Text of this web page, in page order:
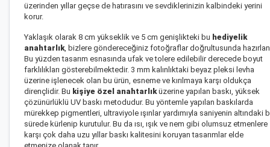
üzerinden yıllar geçse de hatırasını ve sevdiklerinizin kalbindeki yerini
korur.
Yaklaşık olarak 8 cm yükseklik ve 5 cm genişlikteki bu hediyelik
anahtarlık, bizlere göndereceğiniz fotoğraflar doğrultusunda
Bu yüzden tasarım esnasında ufak ve tolere edilebilir derecede boyut
farklılıkları gösterebilmektedir. 3 mm kalınlıktaki beyaz pleksi levha
üzerine işlenecek olan bu ürün, esneme ve kırılmaya karşı oldukça
dirençlidir. Bu kişiye özel anahtarlık üzerine yapılan baskı, yüksek
çözünürlüklü UV baskı metodudur. Bu yöntemle yapılan baskılarda
mürekkep pigmentleri, ultraviyole ışınlar yardımıyla saniyenin altındaki
sürede kürlenip kurutulur. Bu da ısı, ışık ve nem gibi olumsuz etmenlere
karşı çok daha uzu yıllar baskı kalitesini koruyan tasarımlar elde
etmenize olanak tanır.